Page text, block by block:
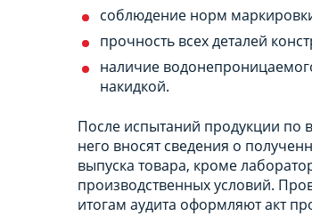
соблюдение норм
прочность всех деталей
наличие
накидкой.
После испытаний продукции по
него вносят сведения о
выпуска товара, кроме
производственных условий.
итогам аудита оформляют акт